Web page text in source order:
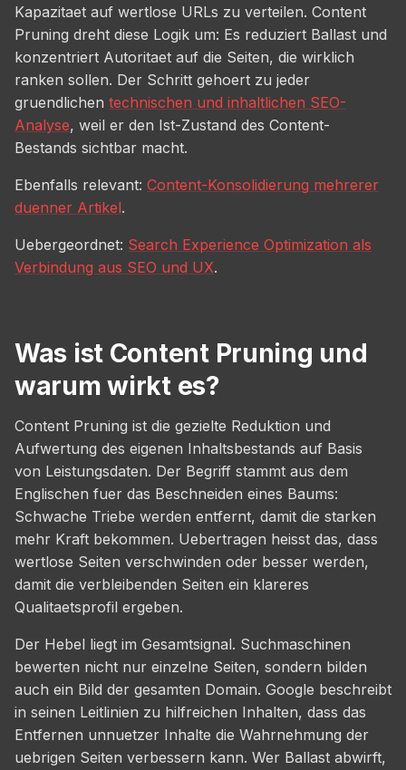
Kapazitaet auf wertlose URLs zu verteilen. Content
Pruning dreht diese Logik um: Es reduziert Ballast und
konzentriert Autoritaet auf die Seiten, die wirklich
ranken sollen. Der Schritt gehoert zu jeder
gruendlichen technischen und inhaltlichen SEO-
Analyse, weil er den Ist-Zustand des Content-
Bestands sichtbar macht.
Ebenfalls relevant: Content-Konsolidierung mehrerer
duenner Artikel.
Uebergeordnet: Search Experience Optimization als
Verbindung aus SEO und UX.
Was ist Content Pruning und
warum wirkt es?
Content Pruning ist die gezielte Reduktion und
Aufwertung des eigenen Inhaltsbestands auf Basis
von Leistungsdaten. Der Begriff stammt aus dem
Englischen fuer das Beschneiden eines Baums:
Schwache Triebe werden entfernt, damit die starken
mehr Kraft bekommen. Uebertragen heisst das, dass
wertlose Seiten verschwinden oder besser werden,
damit die verbleibenden Seiten ein klareres
Qualitaetsprofil ergeben.
Der Hebel liegt im Gesamtsignal. Suchmaschinen
bewerten nicht nur einzelne Seiten, sondern bilden
auch ein Bild der gesamten Domain. Google beschreibt
in seinen Leitlinien zu hilfreichen Inhalten, dass das
Entfernen unnuetzer Inhalte die Wahrnehmung der
uebrigen Seiten verbessern kann. Wer Ballast abwirft,